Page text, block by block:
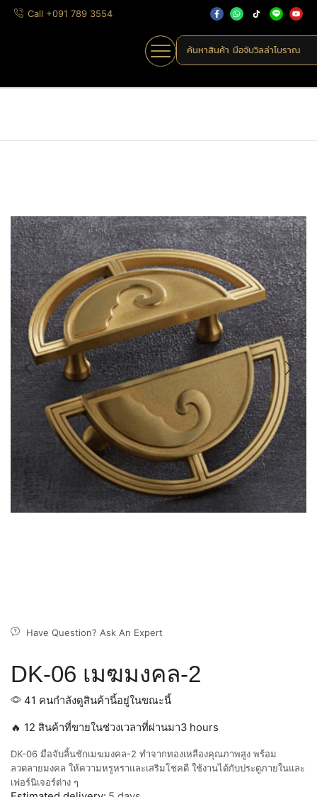
Call +091 789 3554
ค้นหาสินค้า มือจับวิลล่าโบราณ
Have Question? Ask An Expert
DK-06 เมฆมงคล-2
41 คนกำลังดูสินค้านี้อยู่ในขณะนี้
🔥 12 สินค้าที่ขายในช่วงเวลาที่ผ่านมา3 hours
DK-06 มือจับลิ้นชักเมฆมงคล-2 ทำจากทองเหลืองคุณภาพสูง พร้อม
ลวดลายมงคล ให้ความหรูหราและเสริมโชคดี ใช้งานได้กับประตูภายในและ
เฟอร์นิเจอร์ต่าง ๆ